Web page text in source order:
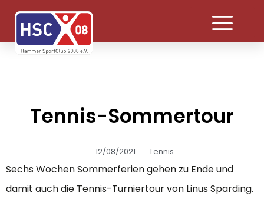
Tennis-Sommertour
12/08/2021 Tennis
Sechs Wochen Sommerferien gehen zu Ende und
damit auch die Tennis-Turniertour von Linus Sparding.